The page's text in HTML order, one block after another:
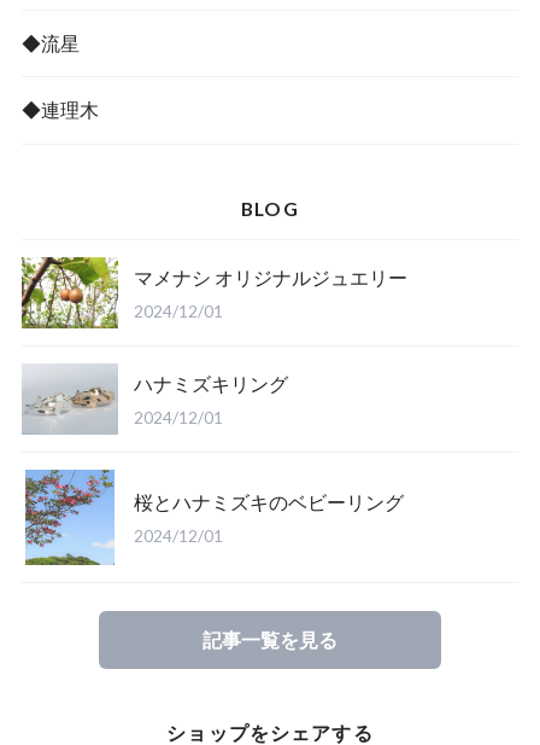
◆流星
◆連理木
BLOG
マメナシ オリジナルジュエリー
2024/12/01
ハナミズキリング
2024/12/01
桜とハナミズキのベビーリング
2024/12/01
記事一覧を見る
ショップをシェアする